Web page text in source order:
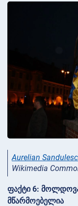
Aurelian
Wikimedia
ფაქტი 6:
მწარმოებელია